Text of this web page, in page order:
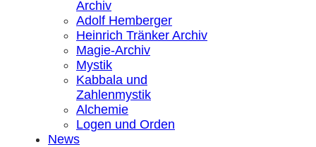
Archiv
Adolf Hemberger
Heinrich Tränker Archiv
Magie-Archiv
Mystik
Kabbala und
Zahlenmystik
Alchemie
Logen und Orden
News